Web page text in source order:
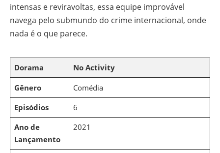
intensas e reviravoltas, essa equipe improvável
navega pelo submundo do crime internacional, onde
nada é o que parece.
Dorama No Activity
Gênero
Comédia
Episódios
6
Ano de
Lançamento
2021